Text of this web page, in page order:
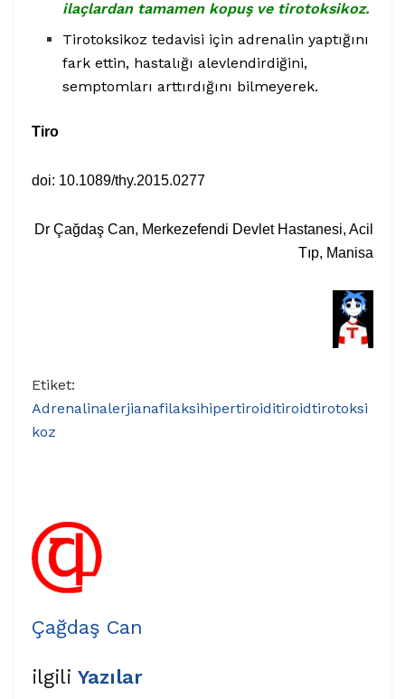
ilaçlardan tamamen kopuş ve tirotoksikoz.
Tirotoksikoz tedavisi için adrenalin yaptığını
fark ettin, hastalığı alevlendirdiğini,
semptomları arttırdığını bilmeyerek.
Tiro
doi: 10.1089/thy.2015.0277
Dr Çağdaş Can, Merkezefendi Devlet Hastanesi, Acil
Tıp, Manisa
Etiket:
Adrenalinalerjianafilaksihipertiroiditiroidtirotoksi
koz
Çağdaş Can
ilgili Yazılar